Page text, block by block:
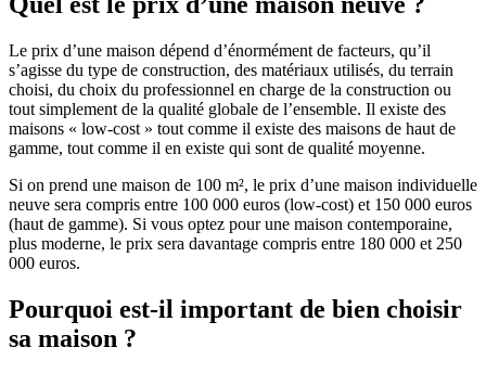
Le prix d’une maison dépend d’énormément de facteurs, qu’il
s’agisse du type de construction, des matériaux utilisés, du terrain
choisi, du choix du professionnel en charge de la construction ou
tout simplement de la qualité globale de l’ensemble. Il existe des
maisons « low-cost » tout comme il existe des maisons de haut de
gamme, tout comme il en existe qui sont de qualité moyenne.
Si on prend une maison de 100 m², le prix d’une maison individuelle
neuve sera compris entre 100 000 euros (low-cost) et 150 000 euros
(haut de gamme). Si vous optez pour une maison contemporaine,
plus moderne, le prix sera davantage compris entre 180 000 et 250
000 euros.
Pourquoi est-il important de bien choisir
sa maison ?